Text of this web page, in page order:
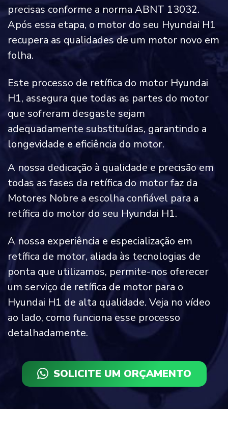
precisas conforme a norma ABNT 13032.
Após essa etapa, o motor do seu Hyundai H1
recupera as qualidades de um motor novo em
folha.
Este processo de retífica do motor Hyundai
H1, assegura que todas as partes do motor
que sofreram desgaste sejam
adequadamente substituídas, garantindo a
longevidade e eficiência do motor.
A nossa dedicação à qualidade e precisão em
todas as fases da retífica do motor faz da
Motores Nobre a escolha confiável para a
retífica do motor do seu Hyundai H1.
A nossa experiência e especialização em
retífica de motor, aliada às tecnologias de
ponta que utilizamos, permite-nos oferecer
um serviço de retífica de motor para o
Hyundai H1 de alta qualidade. Veja no vídeo
ao lado, como funciona esse processo
detalhadamente.
SOLICITE UM ORÇAMENTO